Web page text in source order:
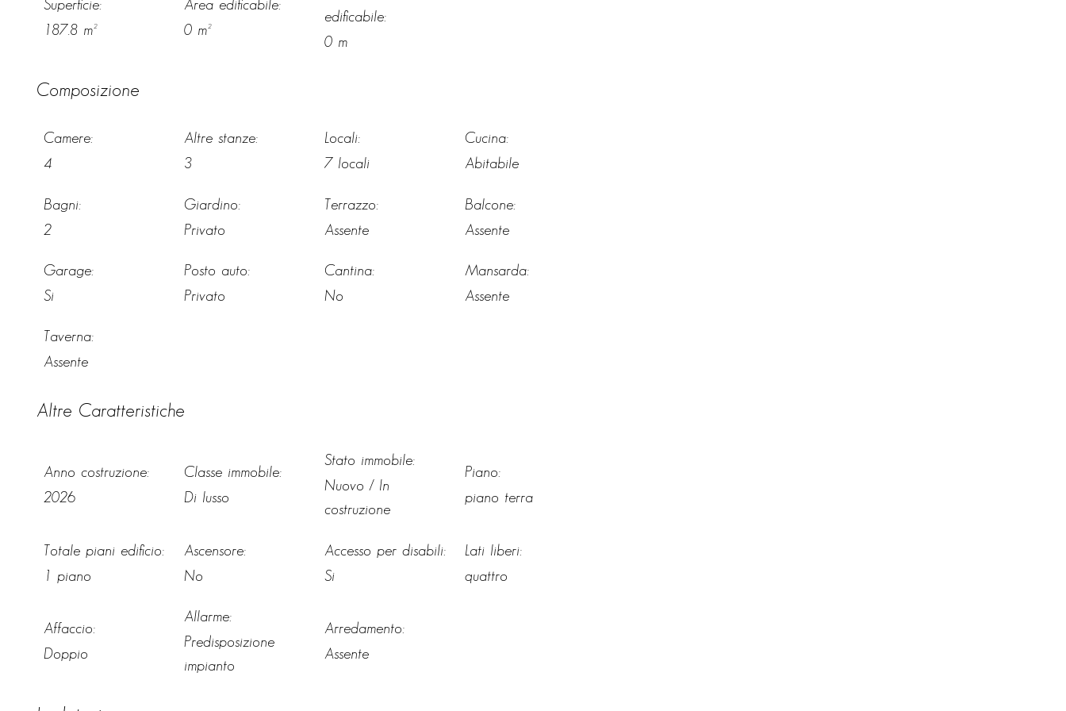
Superficie:
187.8 m²
Area edificabile:
0 m²
edificabile:
0 m
Composizione
Camere:
4
Altre stanze:
3
Locali:
7 locali
Cucina:
Abitabile
Bagni:
2
Giardino:
Privato
Terrazzo:
Assente
Balcone:
Assente
Garage:
Si
Posto auto:
Privato
Cantina:
No
Mansarda:
Assente
Taverna:
Assente
Altre Caratteristiche
Anno costruzione:
2026
Classe immobile:
Di lusso
Stato immobile:
Nuovo / In
costruzione
Piano:
piano terra
Totale piani edificio:
1 piano
Ascensore:
No
Accesso per disabili:
Si
Lati liberi:
quattro
Affaccio:
Doppio
Allarme:
Predisposizione
impianto
Arredamento:
Assente